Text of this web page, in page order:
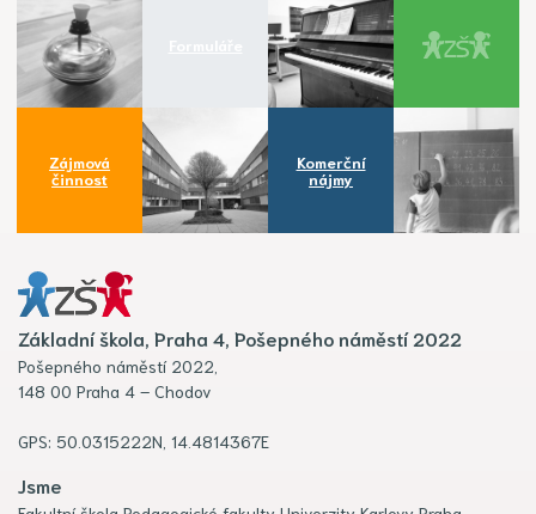
Zájmová
činnost
Komerční
nájmy
Základní škola, Praha 4, Pošepného náměstí 2022
Pošepného náměstí 2022,
148 00 Praha 4 – Chodov
GPS: 50.0315222N, 14.4814367E
Jsme